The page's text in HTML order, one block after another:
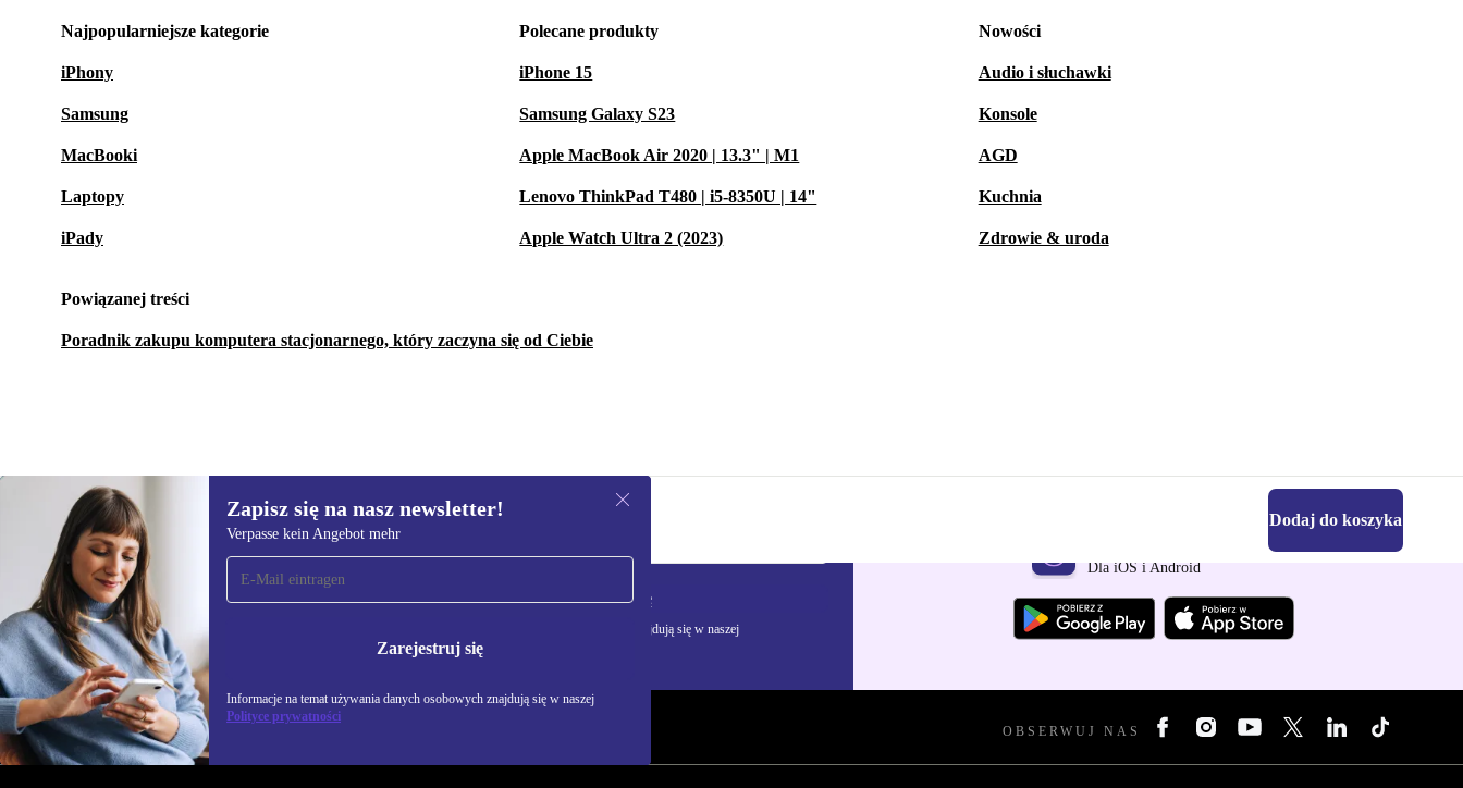
Najpopularniejsze kategorie
iPhony
Samsung
MacBooki
Laptopy
iPady
Polecane produkty
iPhone 15
Samsung Galaxy S23
Apple MacBook Air 2020 | 13.3" | M1
Lenovo ThinkPad T480 | i5-8350U | 14"
Apple Watch Ultra 2 (2023)
Nowości
Audio i słuchawki
Konsole
AGD
Kuchnia
Zdrowie & uroda
Powiązanej treści
Poradnik zakupu komputera stacjonarnego, który zaczyna się od Ciebie
726,38 zł (-70%) Dodaj do koszyka
Zapisz się na nasz newsletter!
Verpasse kein Angebot mehr
Zarejestruj się
Informacje na temat używania danych osobowych znajdują się w naszej
Polityce prywatności
Zapisz się na nasz
newsletter!
Nie przegap żadnej oferty.
Zarejestruj się
Informacje na temat używania danych osobowych znajdują się w naszej
Polityce prywatności
Pobierz aplikację refurbed
Dla iOS i Android
REFURBED POLSKA - RETHINK NEW. OBSERWUJ NAS